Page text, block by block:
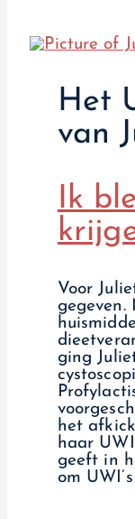
Het
van
Ik
Voor
ging
het
haar
geeft in
om